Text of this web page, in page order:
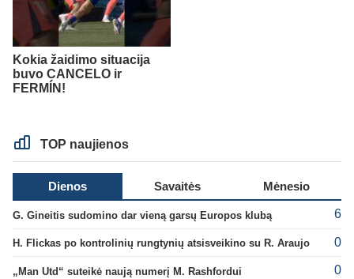
Kokia žaidimo situacija
buvo CANCELO ir
FERMÍN!
TOP naujienos
Dienos Savaitės Mėnesio
G. Gineitis sudomino dar vieną garsų Europos klubą 6
H. Flickas po kontrolinių rungtynių atsisveikino su R. Araujo 0
„Man Utd“ suteikė naują numerį M. Rashfordui 0